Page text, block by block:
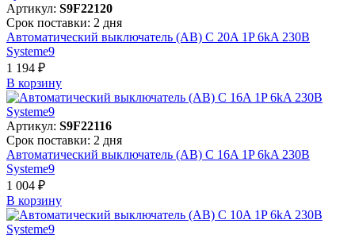
Артикул: S9F22120
Срок поставки: 2 дня
Автоматический выключатель (АВ) C 20A 1P 6kA 230В
Systeme9
1 194 ₽
В корзинy
Артикул: S9F22116
Срок поставки: 2 дня
Автоматический выключатель (АВ) C 16A 1P 6kA 230В
Systeme9
1 004 ₽
В корзинy